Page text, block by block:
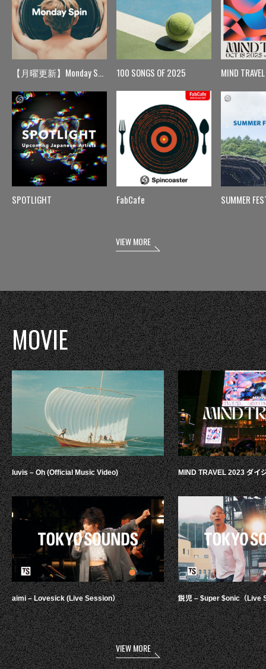
【月曜更新】Monday Spin
SPOTLIGHT
100 SONGS OF 2025
FabCafe
MIND TRAVEL
SUMMER
VIEW MORE
MOVIE
luvis – Oh (Official Music Video)
aimi – Lovesick (Live Session）
MIND TRAVEL 2023 ダイ
鋭児 – $uper $onic（Live
VIEW MORE